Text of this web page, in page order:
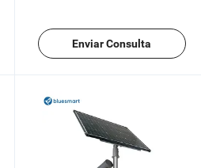
Enviar Consulta